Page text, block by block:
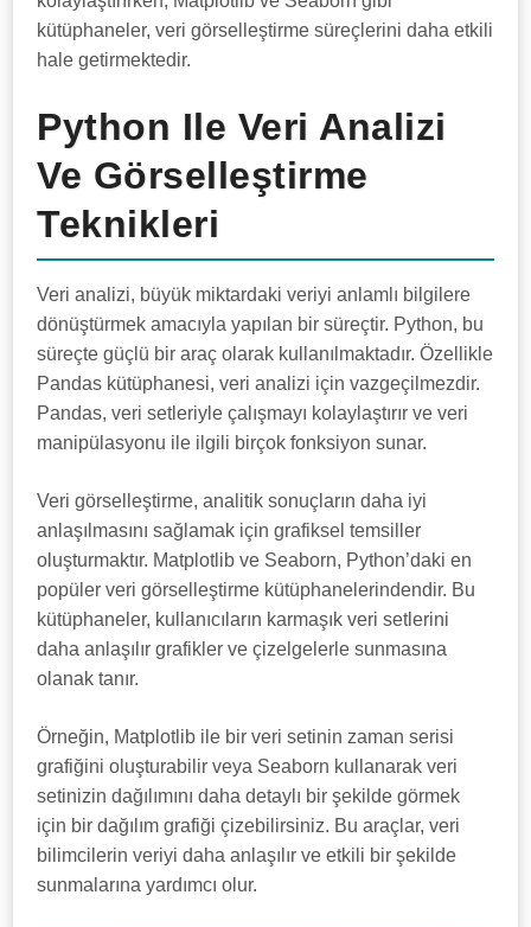
kütüphaneler, veri görselleştirme süreçlerini daha etkili
hale getirmektedir.
Python Ile Veri Analizi
Ve Görselleştirme
Teknikleri
Veri analizi, büyük miktardaki veriyi anlamlı bilgilere
dönüştürmek amacıyla yapılan bir süreçtir. Python, bu
süreçte güçlü bir araç olarak kullanılmaktadır. Özellikle
Pandas kütüphanesi, veri analizi için vazgeçilmezdir.
Pandas, veri setleriyle çalışmayı kolaylaştırır ve veri
manipülasyonu ile ilgili birçok fonksiyon sunar.
Veri görselleştirme, analitik sonuçların daha iyi
anlaşılmasını sağlamak için grafiksel temsiller
oluşturmaktır. Matplotlib ve Seaborn, Python’daki en
popüler veri görselleştirme kütüphanelerindendir. Bu
kütüphaneler, kullanıcıların karmaşık veri setlerini
daha anlaşılır grafikler ve çizelgelerle sunmasına
olanak tanır.
Örneğin, Matplotlib ile bir veri setinin zaman serisi
grafiğini oluşturabilir veya Seaborn kullanarak veri
setinizin dağılımını daha detaylı bir şekilde görmek
için bir dağılım grafiği çizebilirsiniz. Bu araçlar, veri
bilimcilerin veriyi daha anlaşılır ve etkili bir şekilde
sunmalarına yardımcı olur.